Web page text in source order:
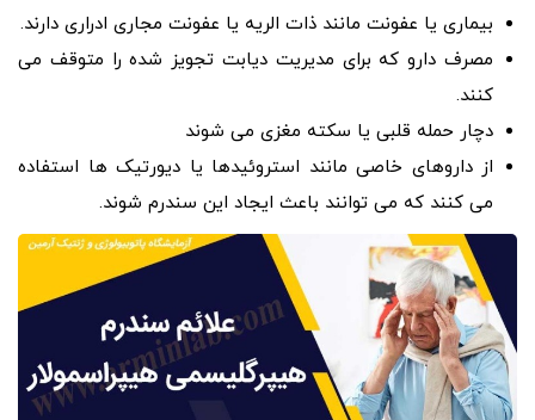
بیماری یا عفونت مانند ذات الریه یا عفونت مجاری ادراری دارند.
مصرف دارو که برای مدیریت دیابت تجویز شده را متوقف می
کنند.
دچار حمله قلبی یا سکته مغزی می شوند
از داروهای خاصی مانند استروئیدها یا دیورتیک ها استفاده
می کنند که می توانند باعث ایجاد این سندرم شوند.